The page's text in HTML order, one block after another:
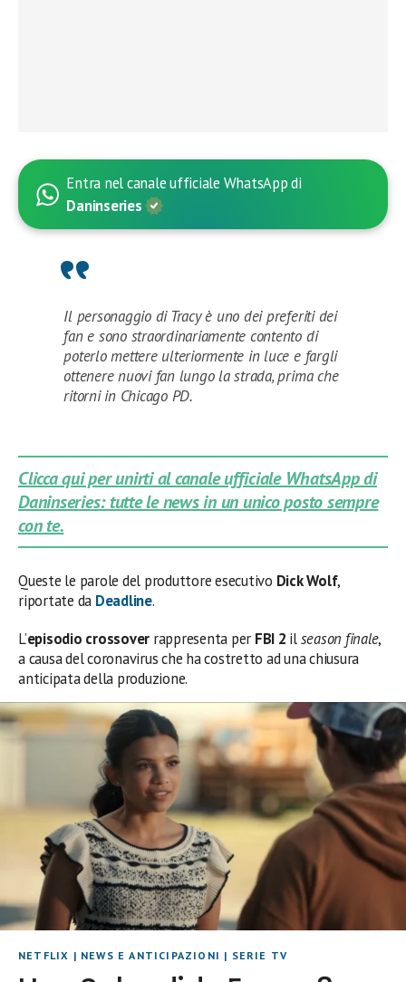
Entra nel canale ufficiale WhatsApp di
Daninseries
Il personaggio di Tracy è uno dei preferiti dei
fan e sono straordinariamente contento di
poterlo mettere ulteriormente in luce e fargli
ottenere nuovi fan lungo la strada, prima che
ritorni in Chicago PD.
Clicca qui per unirti al canale ufficiale WhatsApp di
Daninseries: tutte le news in un unico posto sempre
con te.
Queste le parole del produttore esecutivo Dick Wolf,
riportate da Deadline.
L’episodio crossover rappresenta per FBI 2 ilseason finale,
a causa del coronavirus che ha costretto ad una chiusura
anticipata della produzione.
NETFLIX | NEWS E ANTICIPAZIONI | SERIE TV